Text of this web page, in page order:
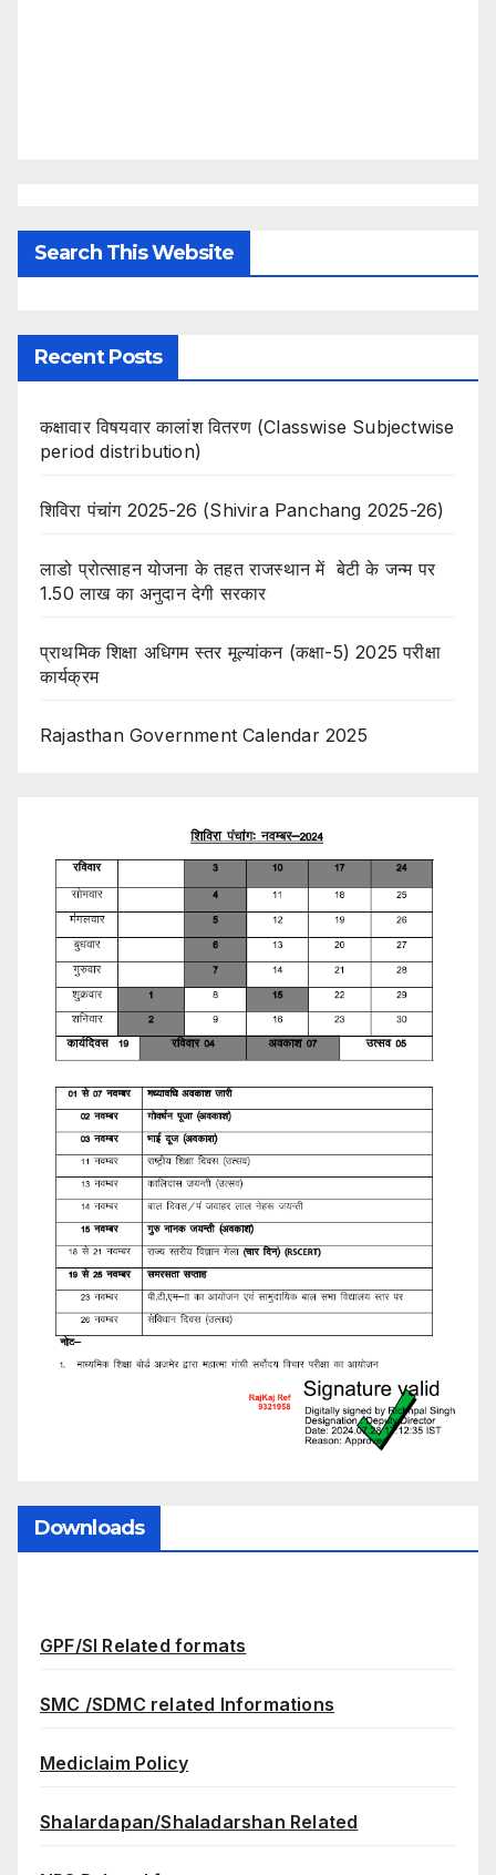
Search This Website
Recent Posts
कक्षावार विषयवार कालांश वितरण (Classwise Subjectwise
period distribution)
शिविरा पंचांग 2025-26 (Shivira Panchang 2025-26)
लाडो प्रोत्साहन योजना के तहत राजस्थान में बेटी के जन्म पर
1.50 लाख का अनुदान देगी सरकार
प्राथमिक शिक्षा अधिगम स्तर मूल्यांकन (कक्षा-5) 2025 परीक्षा
कार्यक्रम
Rajasthan Government Calendar 2025
Downloads
GPF/SI Related formats
SMC /SDMC related Informations
Mediclaim Policy
Shalardapan/Shaladarshan Related